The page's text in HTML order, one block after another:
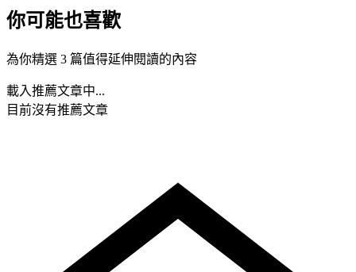
你可能也喜歡
為你精選 3 篇值得延伸閱讀的內容
載入推薦文章中...
目前沒有推薦文章